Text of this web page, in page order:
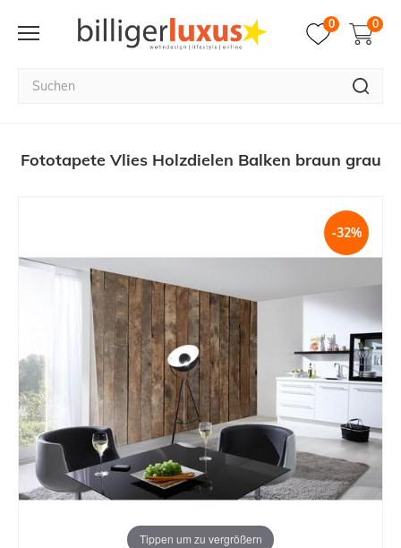
0 0
Fototapete Vlies Holzdielen Balken braun grau
Tippen um zu vergrößern
-32%